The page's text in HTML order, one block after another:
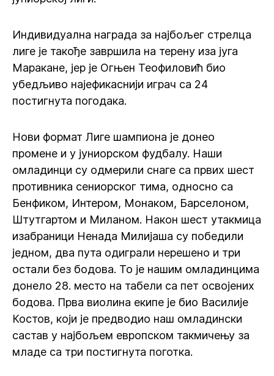
Индивидуална награда за најбољег стрелца
лиге је такође завршила на терену иза југа
Маракане, јер је Огњен Теофиловић био
убедљиво најефикаснији играч са 24
постигнута погодака.
Нови формат Лиге шампиона је донео
промене и у јуниорском фудбалу. Наши
омладинци су одмерили снаге са првих шест
противника сениорског тима, односно са
Бенфиком, Интером, Монаком, Барселоном,
Штутгартом и Миланом. Након шест утакмица
изабраници Ненада Милијаша су победили
једном, два пута одиграли нерешено и три
остали без бодова. То је нашим омладинцима
донело 28. место на табели са пет освојених
бодова. Прва виолина екипе је био Василије
Костов, који је предводио наш омладински
састав у најбољем европском такмичењу за
младе са три постигнута поготка.